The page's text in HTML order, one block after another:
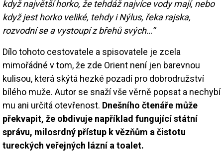
když najvětší horko, že tehdáž najvíce vody mají, nebo
když jest horko veliké, tehdy i Nýlus, řeka rajska,
rozvodní se a vystoupí z břehů svých…“
Dílo tohoto cestovatele a spisovatele je zcela
mimořádné v tom, že zde Orient není jen barevnou
kulisou, která skýtá hezké pozadí pro dobrodružství
bílého muže. Autor se snaží vše věrně popsat a nechybí
mu ani určitá otevřenost. Dnešního čtenáře může
překvapit, že obdivuje například fungující státní
správu, milosrdný přístup k vězňům a čistotu
tureckých veřejných lázní a toalet.